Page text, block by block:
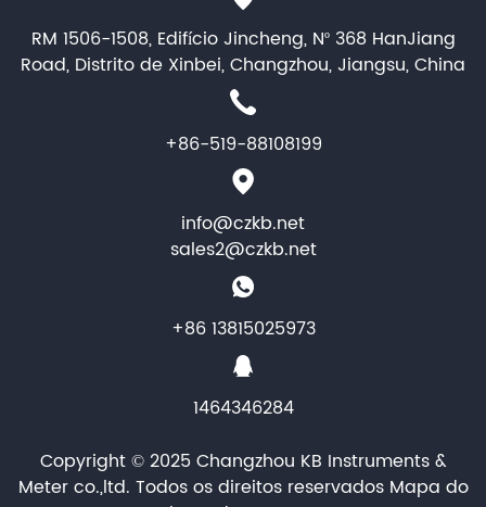
RM 1506-1508, Edifício Jincheng, Nº 368 HanJiang
Road, Distrito de Xinbei, Changzhou, Jiangsu, China
+86-519-88108199
info@czkb.net
sales2@czkb.net
+86 13815025973
1464346284
Copyright © 2025 Changzhou KB Instruments &
Meter co.,ltd. Todos os direitos reservados Mapa do